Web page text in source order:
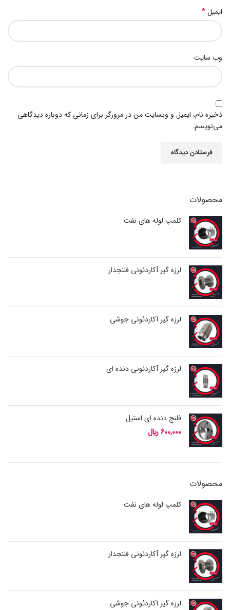
ایمیل*
وب‌ سایت
ذخیره نام، ایمیل و وبسایت من در مرورگر برای زمانی که دوباره دیدگاهی
می‌نویسم.
محصولات
کلمپ لوله های نفت
لرزه گیر آکاردئونی فلنجدار
لرزه گیر آکاردئونی جوشی
لرزه گیر آکاردئونی دنده ای
فلنج دنده ای استیل
600,000﷼
محصولات
کلمپ لوله های نفت
لرزه گیر آکاردئونی فلنجدار
لرزه گیر آکاردئونی جوشی